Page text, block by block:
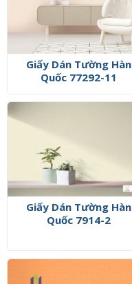
Giấy Dán Tường Hàn
Quốc 77292-11
Giấy Dán Tường Hàn
Quốc 7914-2